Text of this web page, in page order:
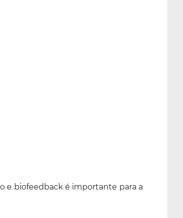
e biofeedback é importante para a